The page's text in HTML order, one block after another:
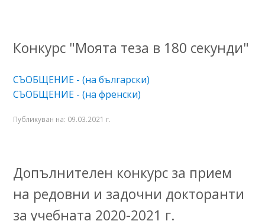
Конкурс "Моята теза в 180 секунди"
СЪОБЩЕНИЕ - (на български)
СЪОБЩЕНИЕ - (на френски)
Публикуван на: 09.03.2021 г.
Допълнителен конкурс за прием
на редовни и задочни докторанти
за учебната 2020-2021 г.